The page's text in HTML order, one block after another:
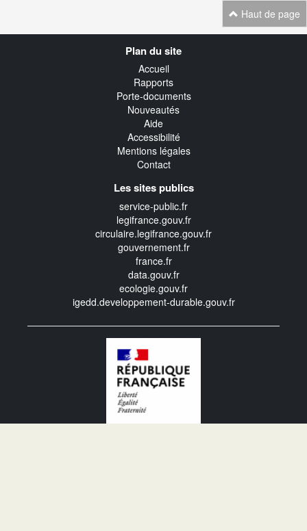
Haut de page
Plan du site
Accueil
Rapports
Porte-documents
Nouveautés
Aide
Accessibilité
Mentions légales
Contact
Les sites publics
service-public.fr
legifrance.gouv.fr
circulaire.legifrance.gouv.fr
gouvernement.fr
france.fr
data.gouv.fr
ecologie.gouv.fr
igedd.developpement-durable.gouv.fr